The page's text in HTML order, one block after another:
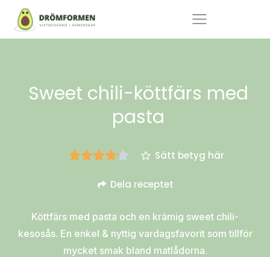
Sweet chili-köttfärs med
pasta
Sätt betyg här
Dela receptet
Köttfärs med pasta och en krämig sweet chili-
kesosås. En enkel & nyttig vardagsfavorit som tillför
mycket smak bland matlådorna.